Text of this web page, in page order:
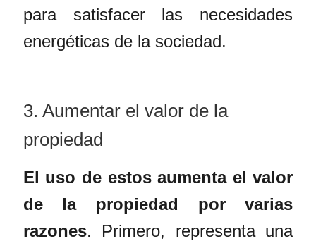
para satisfacer las necesidades
energéticas de la sociedad.
3. Aumentar el valor de la
propiedad
El uso de estos aumenta el valor
de la propiedad por varias
razones. Primero, representa una